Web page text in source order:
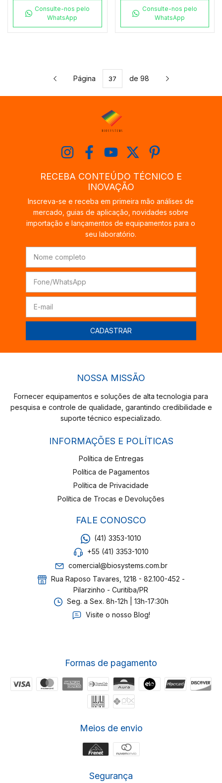
Consulte-nos pelo
WhatsApp
Consulte-nos pelo
WhatsApp
Página de 98
RECEBA CONTEÚDO TÉCNICO E
INOVAÇÃO
Inscreva-se e receba em primeira mão análises de
mercado, guias de aplicação, novidades sobre
importação e lançamentos de equipamentos para o
seu laboratório.
NOSSA MISSÃO
Fornecer equipamentos e soluções de alta tecnologia para
pesquisa e controle de qualidade, garantindo credibilidade e
suporte técnico especializado.
INFORMAÇÕES E POLÍTICAS
Política de Entregas
Política de Pagamentos
Política de Privacidade
Política de Trocas e Devoluções
FALE CONOSCO
(41) 3353-1010
+55 (41) 3353-1010
comercial@biosystems.com.br
Rua Raposo Tavares, 1218 - 82.100-452 -
Pilarzinho - Curitiba/PR
Seg. a Sex. 8h-12h | 13h-17:30h
Visite o nosso Blog!
Formas de pagamento
Meios de envio
Segurança